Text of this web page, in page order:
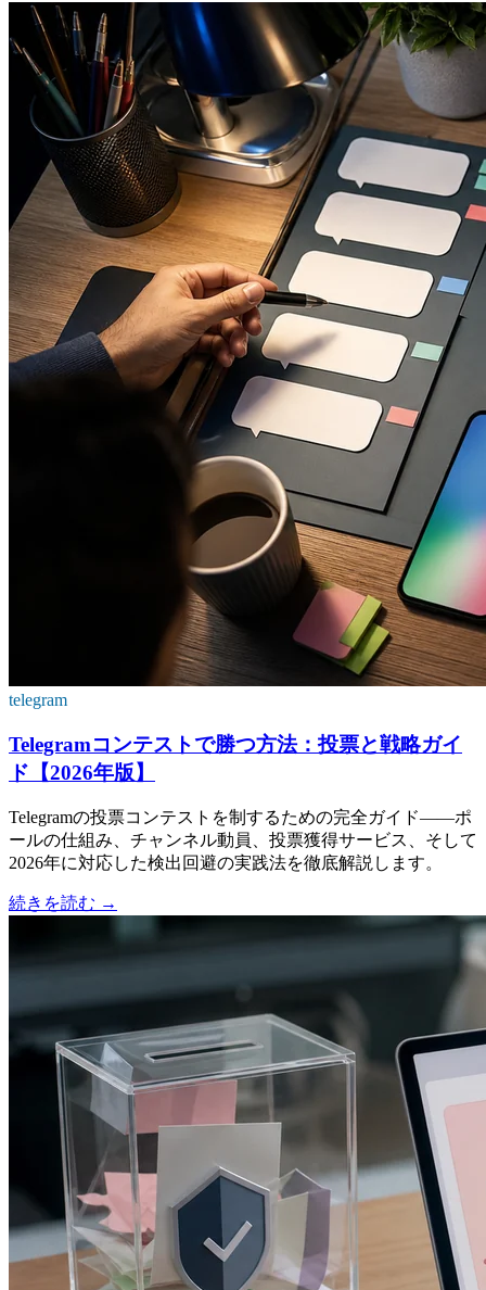
telegram
Telegramコンテストで勝つ方法：投票と戦略ガイ
ド【2026年版】
Telegramの投票コンテストを制するための完全ガイド——ポ
ールの仕組み、チャンネル動員、投票獲得サービス、そして
2026年に対応した検出回避の実践法を徹底解説します。
続きを読む →